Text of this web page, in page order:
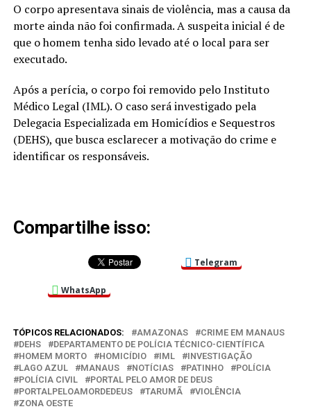
O corpo apresentava sinais de violência, mas a causa da
morte ainda não foi confirmada. A suspeita inicial é de
que o homem tenha sido levado até o local para ser
executado.
Após a perícia, o corpo foi removido pelo Instituto
Médico Legal (IML). O caso será investigado pela
Delegacia Especializada em Homicídios e Sequestros
(DEHS), que busca esclarecer a motivação do crime e
identificar os responsáveis.
Compartilhe isso:
Telegram
WhatsApp
TÓPICOS RELACIONADOS: AMAZONAS
CRIME EM MANAUS
DEHS
DEPARTAMENTO DE POLÍCIA TÉCNICO-CIENTÍFICA
HOMEM MORTO
HOMICÍDIO IML
INVESTIGAÇÃO
LAGO AZUL
MANAUS NOTÍCIAS PATINHO
POLÍCIA
POLÍCIA CIVIL
PORTAL PELO AMOR DE DEUS
PORTALPELOAMORDEDEUS
TARUMÃ
VIOLÊNCIA
ZONA OESTE